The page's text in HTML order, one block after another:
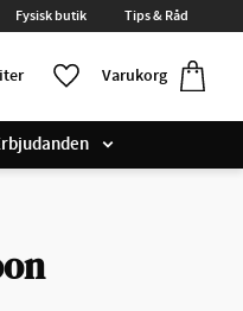
Fysisk butik Tips & Råd
Varukorg
Favoriter